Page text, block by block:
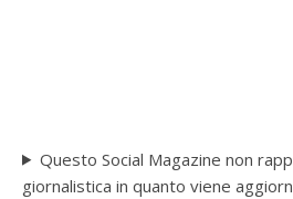
Questo Social Magazine non
giornalistica in quanto viene